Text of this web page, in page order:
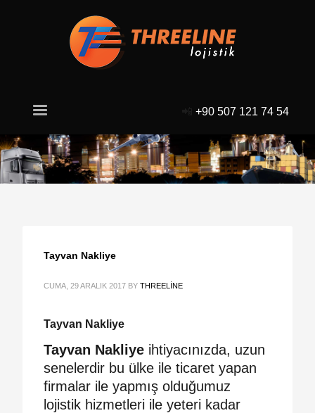
+90 507 121 74 54
Tayvan Nakliye
CUMA, 29 ARALIK 2017 BYTHREELINE
Tayvan Nakliye
Tayvan Nakliye ihtiyacınızda, uzun
senelerdir bu ülke ile ticaret yapan
firmalar ile yapmış olduğumuz
lojistik hizmetleri ile yeteri kadar